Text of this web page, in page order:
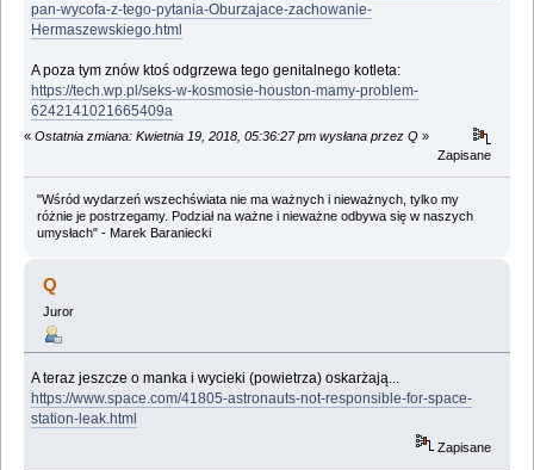
pan-wycofa-z-tego-pytania-Oburzajace-zachowanie-
Hermaszewskiego.html
A poza tym znów ktoś odgrzewa tego genitalnego kotleta:
https://tech.wp.pl/seks-w-kosmosie-houston-mamy-problem-
6242141021665409a
« Ostatnia zmiana: Kwietnia 19, 2018, 05:36:27 pm wysłana przez Q »
Zapisane
"Wśród wydarzeń wszechświata nie ma ważnych i nieważnych, tylko my
różnie je postrzegamy. Podział na ważne i nieważne odbywa się w naszych
umysłach" - Marek Baraniecki
Q
Juror
A teraz jeszcze o manka i wycieki (powietrza) oskarżają...
https://www.space.com/41805-astronauts-not-responsible-for-space-
station-leak.html
Zapisane